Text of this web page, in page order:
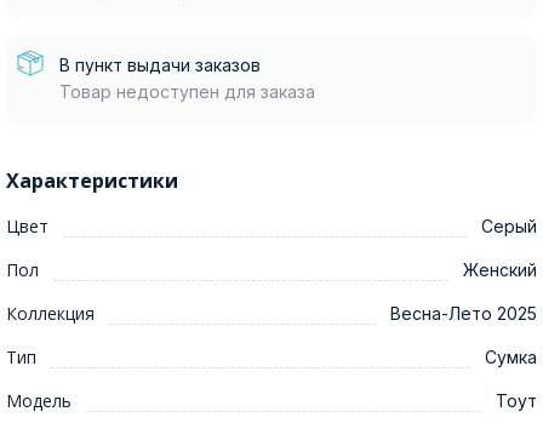
В пункт выдачи заказов
Товар недоступен для заказа
Характеристики
Цвет Серый
Пол Женский
Коллекция Весна-Лето 2025
Тип Сумка
Модель Тоут